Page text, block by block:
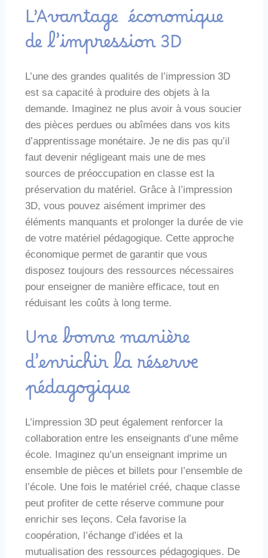
L’Avantage économique
de l’impression 3D
L’une des grandes qualités de l’impression 3D
est sa capacité à produire des objets à la
demande. Imaginez ne plus avoir à vous soucier
des pièces perdues ou abîmées dans vos kits
d’apprentissage monétaire. Je ne dis pas qu’il
faut devenir négligeant mais une de mes
sources de préoccupation en classe est la
préservation du matériel. Grâce à l’impression
3D, vous pouvez aisément imprimer des
éléments manquants et prolonger la durée de vie
de votre matériel pédagogique. Cette approche
économique permet de garantir que vous
disposez toujours des ressources nécessaires
pour enseigner de manière efficace, tout en
réduisant les coûts à long terme.
Une bonne manière
d’enrichir la réserve
pédagogique
L’impression 3D peut également renforcer la
collaboration entre les enseignants d’une même
école. Imaginez qu’un enseignant imprime un
ensemble de pièces et billets pour l’ensemble de
l’école. Une fois le matériel créé, chaque classe
peut profiter de cette réserve commune pour
enrichir ses leçons. Cela favorise la
coopération, l’échange d’idées et la
mutualisation des ressources pédagogiques. De